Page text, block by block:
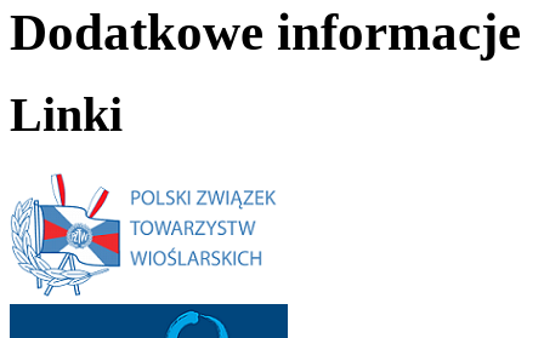
Dodatkowe informacje
Linki